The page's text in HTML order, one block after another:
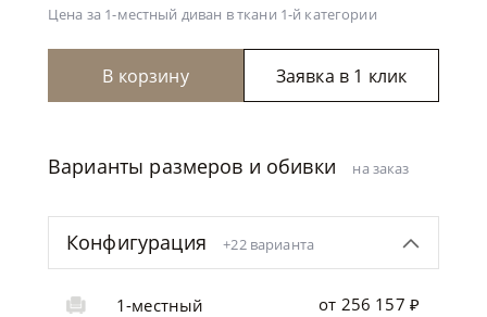
Цена за 1-местный диван в ткани 1-й категории
В корзину Заявка в 1 клик
Варианты размеров и обивки на заказ
Конфигурация+22 варианта
1-местный
от 256 157 ₽